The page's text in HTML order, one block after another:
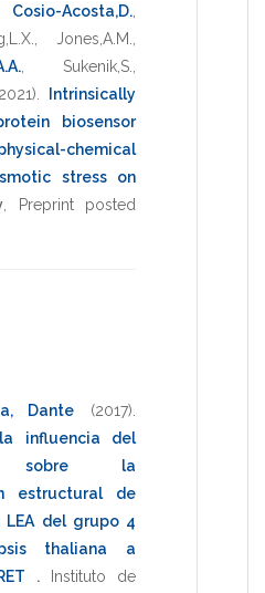
Cosio-Acosta,D.
Jones,A.M.
Sukenik,S.
Intrinsically
biosensor
chemical
stress on
Preprint posted
Dante (2017)
influencia del
sobre la
estructural de
LEA del grupo 4
thaliana a
.
Instituto de